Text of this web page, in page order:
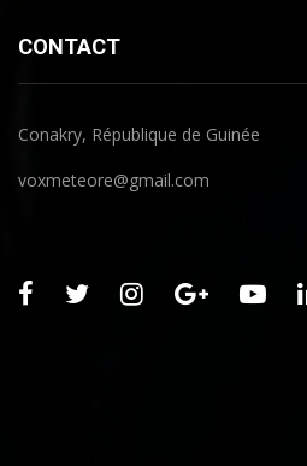
CONTACT
Conakry, République de Guinée
voxmeteore@gmail.com